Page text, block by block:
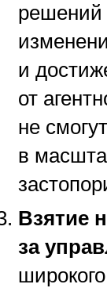
решений
и
от
не
в
Взятие
за